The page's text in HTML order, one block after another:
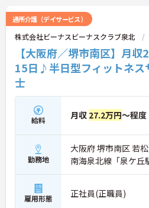
通所介護（デイサービス）
株式会社ビーナスビーナスクラブ泉北
【大阪府／堺市南区】月
15日♪半日型フィットネス
士
給料 月収 27.2万円～程度
勤務地
大阪府 堺市南区 若
南海泉北線「泉ケ丘
雇用形態 正社員(正職員)